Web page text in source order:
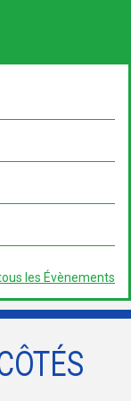
les Évènements